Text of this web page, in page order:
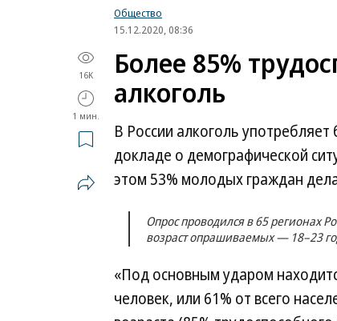
Общество
15.12.2020, 08:36
16K
1 мин.
Более 85%
алкоголь
В России алкоголь
докладе о демографической
этом 53% молодых граждан
Опрос проводился в 65 регионах
возраст опрашиваемых — 18–23
«Под основным ударом
человек, или 61% от всего